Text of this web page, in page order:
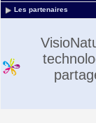
Les partenaires